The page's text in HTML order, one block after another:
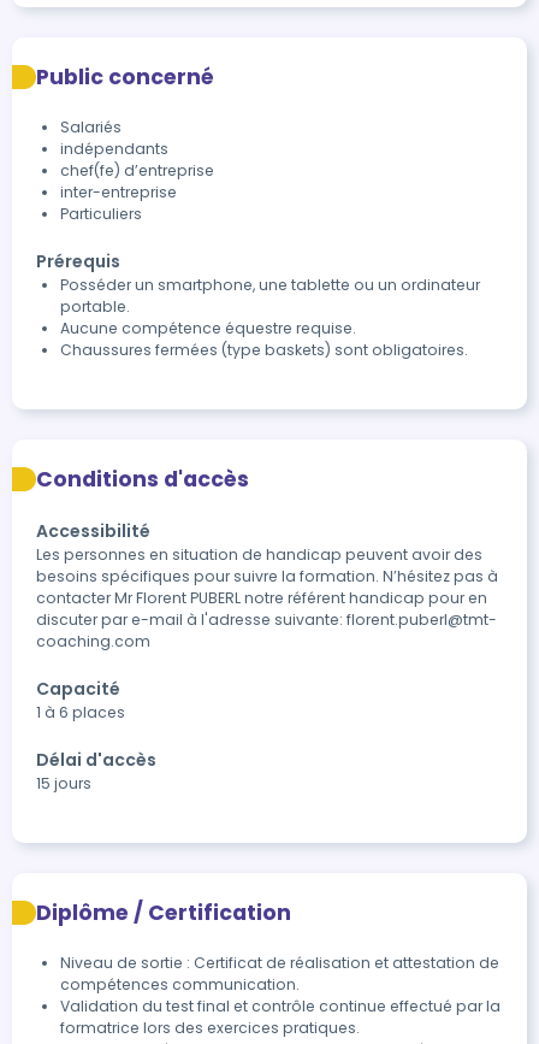
Public concerné
Salariés
indépendants
chef(fe) d’entreprise
inter-entreprise
Particuliers
Prérequis
Posséder un smartphone, une tablette ou un ordinateur
portable.
Aucune compétence équestre requise.
Chaussures fermées (type baskets) sont obligatoires.
Conditions d'accès
Accessibilité
Les personnes en situation de handicap peuvent avoir des
besoins spécifiques pour suivre la formation. N’hésitez pas à
contacter Mr Florent PUBERL notre référent handicap pour en
discuter par e-mail à l'adresse suivante: florent.puberl@tmt-
coaching.com
Capacité
1 à 6 places
Délai d'accès
15 jours
Diplôme / Certification
Niveau de sortie : Certificat de réalisation et attestation de
compétences communication.
Validation du test final et contrôle continue effectué par la
formatrice lors des exercices pratiques.